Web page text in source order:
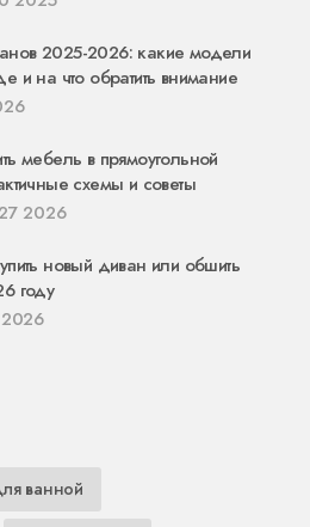
2025-2026: какие модели
и на что обратить внимание
мебель в прямоугольной
схемы и советы
2026
новый диван или обшить
году
ванной